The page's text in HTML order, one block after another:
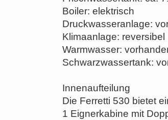
Boiler: elektrisch
Druckwasseranlage:
Klimaanlage: reversibel
Warmwasser:
Schwarzwassertank:
Innenaufteilung
Die Ferretti 530 bietet
1 Eignerkabine mit